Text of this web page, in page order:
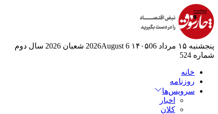
پنجشنبه ۱۵ مرداد ۱۴۰۵ 06 2026August 6 شعبان 2026
سال دوم
شماره 524
خانه
روزنامه
سرویس‌ها
اخبار
کلان